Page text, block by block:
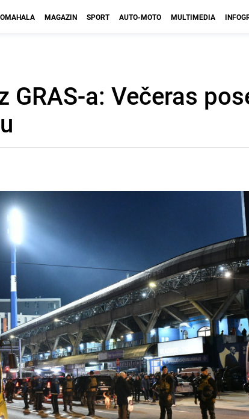
MAGAZIN SPORT AUTO-MOTO MULTIMEDIA
GRAS-a: Večeras